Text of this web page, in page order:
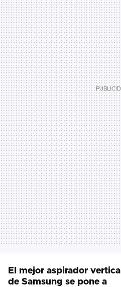
El mejor aspirador vertical
de Samsung se pone a